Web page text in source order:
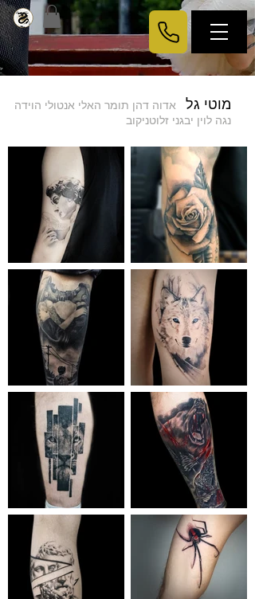
מוטי גל אדוה דהן תומר האלי אנטולי הוידה
נגה לוין יבגני זלוטניקוב